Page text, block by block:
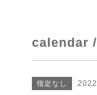
calendar /
指定なし